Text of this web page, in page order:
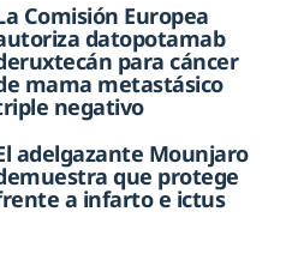
Comisión Europea
datopotamab
para cáncer
mama metastásico
negativo
adelgazante Mounjaro
que protege
a infarto e ictus